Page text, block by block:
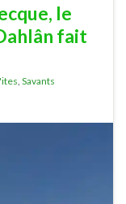
le
fait
Savants